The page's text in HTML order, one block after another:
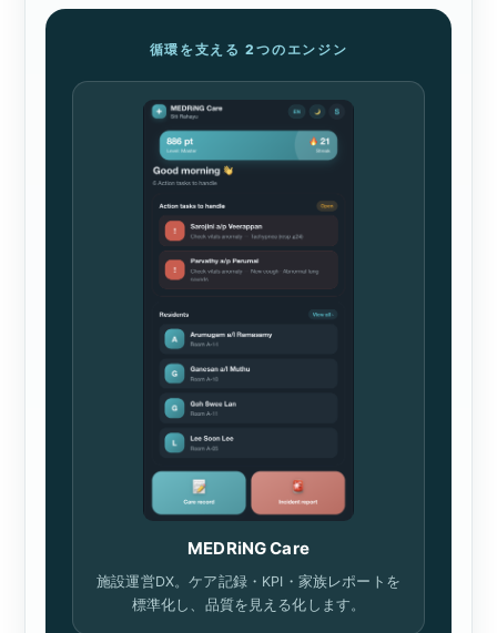
循環を支える 2つのエンジン
MEDRiNG Care
施設運営DX。ケア記録・KPI・家族レポートを
標準化し、品質を見える化します。